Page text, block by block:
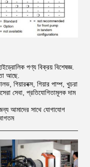
পণ্য বিক্রয় বিশেষজ্ঞ.
আছে.
গিয়ারবক্স, গিয়ার পাম্প, খুচরা
সেবা, প্রতিযোগিতামূলক দাম
আমাদের সাথে যোগাযোগ